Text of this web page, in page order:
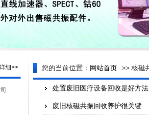
详细>> 您的当前位置： 网站首页 >> 核磁
处置废旧医疗设备回收是好方法
废旧核磁共振回收养护很关键